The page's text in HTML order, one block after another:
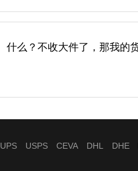
什么？不收大件了，那我的
UPS USPS CEVA DHL DHE